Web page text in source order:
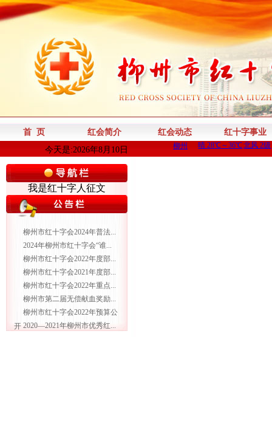
首 页 红会简介 红会动态
红十字事业
今天是:2026年8月10日
我是红十字人征文
柳州市红十字会2024年普法...
2024年柳州市红十字会“谁...
柳州市红十字会2022年度部...
柳州市红十字会2021年度部...
柳州市红十字会2022年重点...
柳州市第二届无偿献血奖励...
柳州市红十字会2022年预算公
开 2020—2021年柳州市优秀红...